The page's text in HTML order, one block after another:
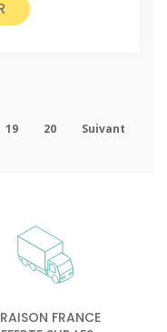
19 20 Suivant
FRANCE